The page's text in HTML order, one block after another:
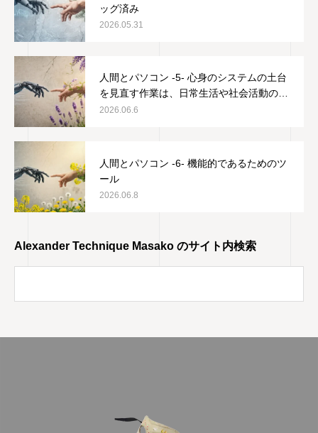
ッグ済み
2026.05.31
人間とパソコン -5- 心身のシステムの土台
を見直す作業は、日常生活や社会活動の邪
魔をしない
2026.06.6
人間とパソコン -6- 機能的であるためのツ
ール
2026.06.8
Alexander Technique Masako のサイト内検索